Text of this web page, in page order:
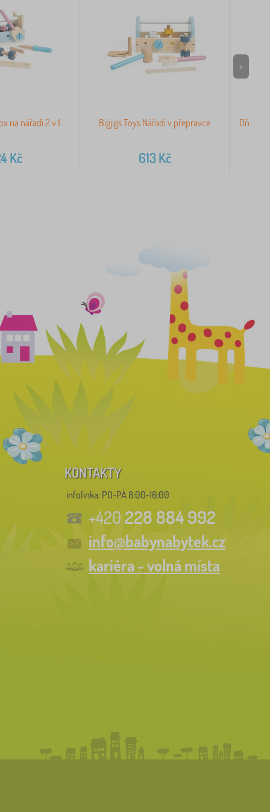
na nářadí 2 v 1
Kč
Bigjigs Toys Nářadí v přepravce
613Kč
>
KONTAKTY
infolinka: PO-PÁ 8:00-16:00
+420 228 884 992
info@babynabytek.cz
kariéra - volná místa